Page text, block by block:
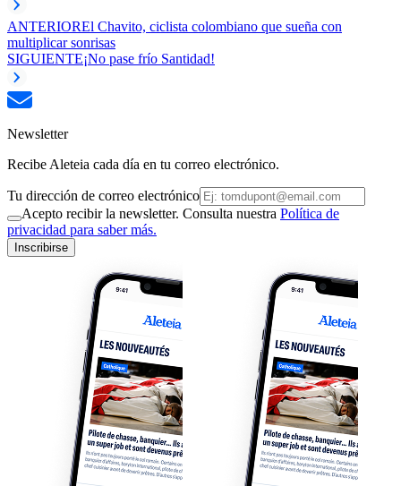
ANTERIOREl Chavito, ciclista colombiano que sueña con
multiplicar sonrisas
SIGUIENTE¡No pase frío Santidad!
Newsletter
Recibe Aleteia cada día en tu correo electrónico.
Tu dirección de correo electrónico
Acepto recibir la newsletter. Consulta nuestra Política de
privacidad para saber más.
Inscribirse